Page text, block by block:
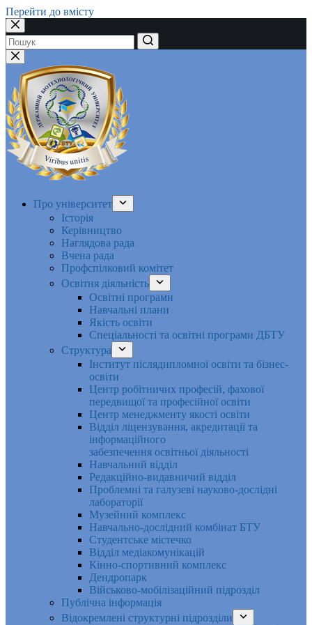
Перейти до вмісту
Немає
результатів
Про університет
Історія
Керівництво
Наглядова рада
Вчена рада
Профспілковий комітет
Освітня діяльність
Освітні програми
Навчальні плани
Якість освіти
Спеціальності та освітні програми ДБТУ
Структура
Інститут післядипломної освіти та бізнес-
освіти
Центр робітничих професій, фахової
передвищої та професійної освіти
Центр менеджменту якості освіти
Відділ ліцензування, акредитації та
інформаційного
забезпечення освітньої діяльності
Навчальний відділ
Редакційно-видавничий відділ
Проблемні та галузеві науково-дослідні
лабораторії
Музейний комплекс
Навчально-дослідний комбінат БТУ
Студентське містечко
Відділ медіакомунікацій
Кінно-спортивний комплекс
Дендропарк
Військово-мобілізаційний підрозділ
Публічна інформація
Відокремлені структурні підрозділи